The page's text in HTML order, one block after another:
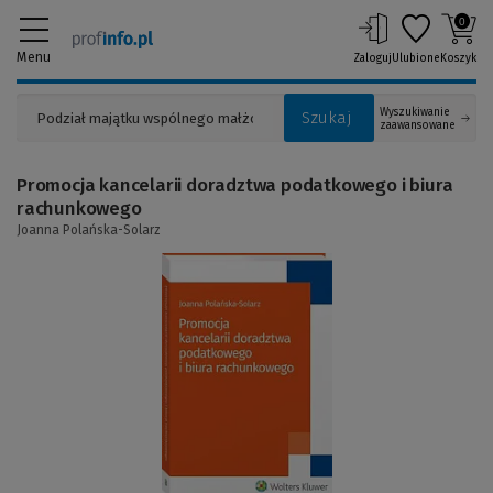
Menu
Szukaj
Wyszukiwanie
zaawansowane
ZalogujUlubione
0
Koszyk
(Link
innej
Promocja kancelarii doradztwa podatkowego i biura
rachunkowego
Joanna Polańska-Solarz